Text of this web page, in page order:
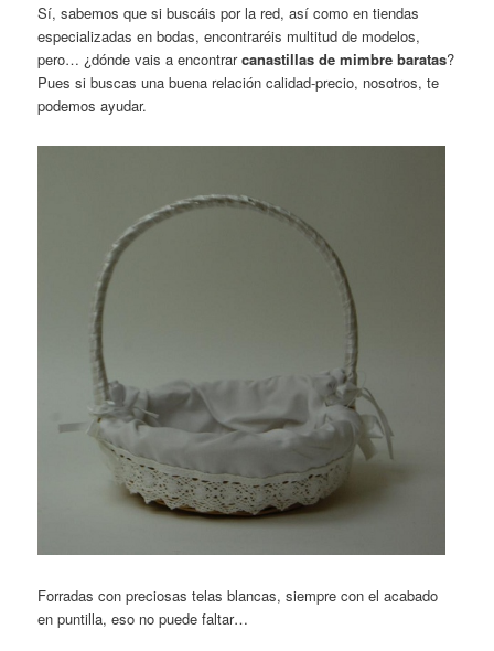
Sí, sabemos que si buscáis por la red, así como en tiendas
especializadas en bodas, encontraréis multitud de modelos,
pero… ¿dónde vais a encontrarcanastillas de mimbre baratas?
Pues si buscas una buena relación calidad-precio, nosotros, te
podemos ayudar.
Forradas con preciosas telas blancas, siempre con el acabado
en puntilla, eso no puede faltar…